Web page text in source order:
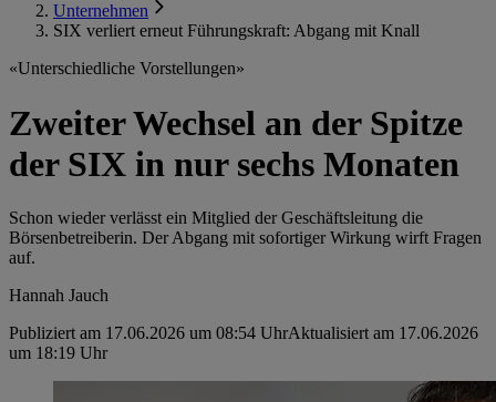
Unternehmen
SIX verliert erneut Führungskraft: Abgang mit Knall
«Unterschiedliche Vorstellungen»
Zweiter Wechsel an der Spitze
der SIX in nur sechs Monaten
Schon wieder verlässt ein Mitglied der Geschäftsleitung die
Börsenbetreiberin. Der Abgang mit sofortiger Wirkung wirft Fragen
auf.
Hannah Jauch
Publiziert am 17.06.2026 um 08:54 UhrAktualisiert am 17.06.2026
um 18:19 Uhr